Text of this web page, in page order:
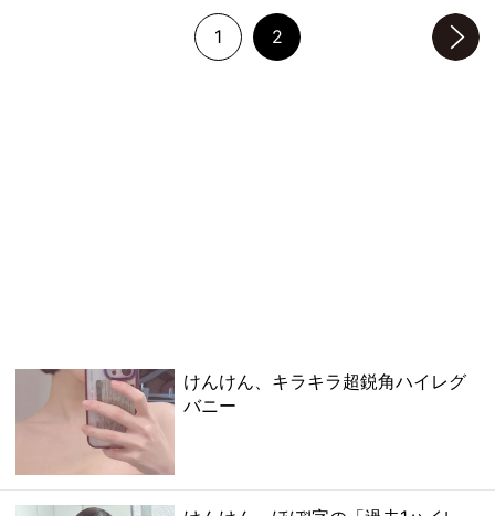
1 2
けんけん、キラキラ超鋭角ハイレグ
バニー